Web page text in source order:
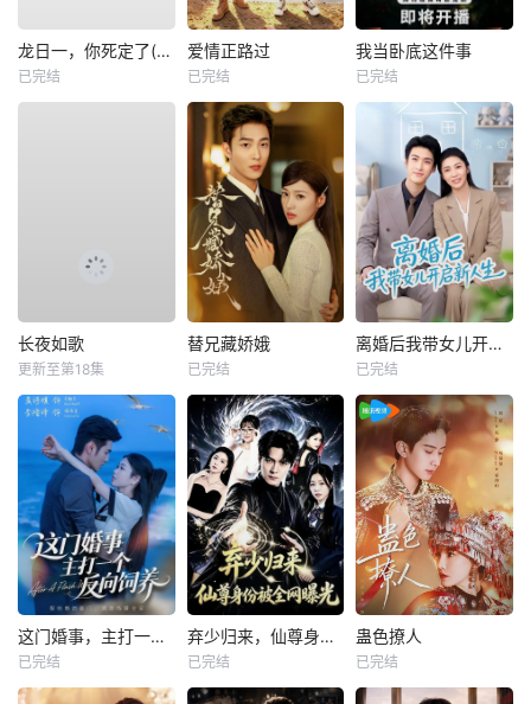
龙日一，你死定了(短剧)
已完结
爱情正路过
已完结
我当卧底这件事
已完结
长夜如歌
更新至第18集
替兄藏娇娥
已完结
离婚后我带女儿开启新人生
已完结
这门婚事，主打一个反向饲养
已完结
弃少归来，仙尊身份被全网曝光
已完结
蛊色撩人
已完结